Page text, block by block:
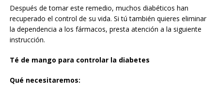
Después de tomar este remedio, muchos diabéticos han
recuperado el control de su vida. Si tú también quieres eliminar
la dependencia a los fármacos, presta atención a la siguiente
instrucción.
Té de mango para controlar la diabetes
Qué necesitaremos: